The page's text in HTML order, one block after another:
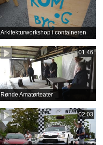
Arkitekturworkshop i containeren
01:46
Rønde Amatørteater
02:03